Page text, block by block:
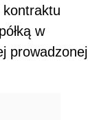
w
prowadzonej